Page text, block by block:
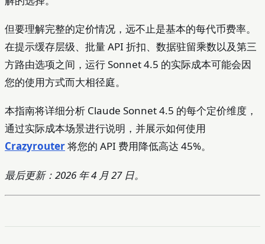
但要理解完整的定价情况，远不止是基本的每代币费率。
在提示缓存层级、批量 API 折扣、数据驻留乘数以及第三
方路由选项之间，运行 Sonnet 4.5 的实际成本可能会因
您的使用方式而大相径庭。
本指南将详细分析 Claude Sonnet 4.5 的每个定价维度，
通过实际成本场景进行说明，并展示如何使用
Crazyrouter将您的 API 费用降低高达 45%。
最后更新：2026 年 4 月 27 日。